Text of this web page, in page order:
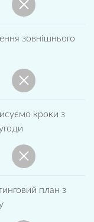
зовнішнього
кроки з
план з